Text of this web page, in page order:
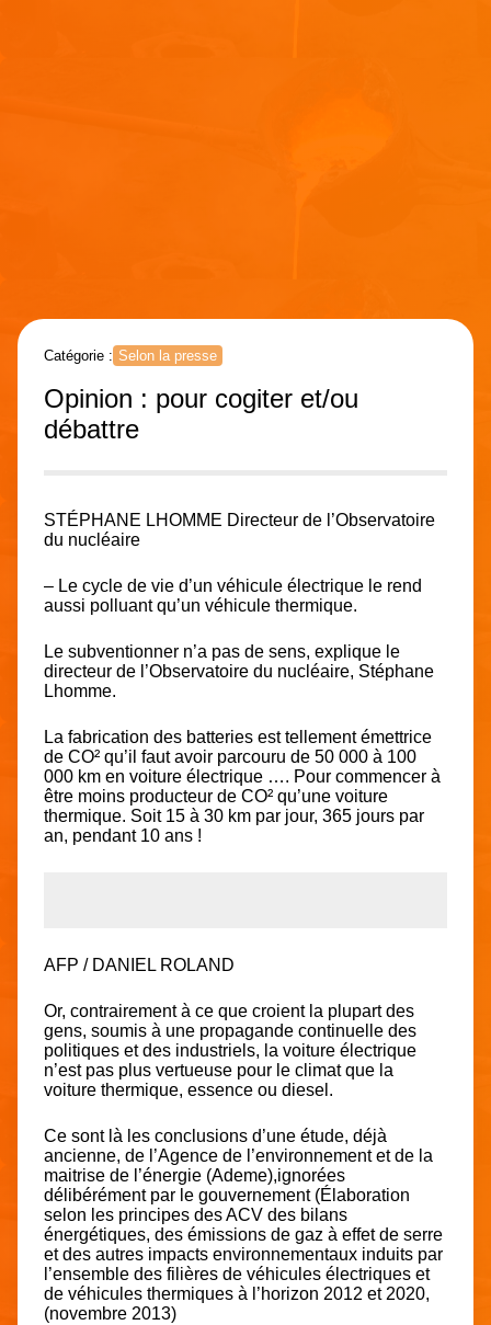
Catégorie : Selon la presse
Opinion : pour cogiter et/ou
débattre
STÉPHANE LHOMME Directeur de l’Observatoire
du nucléaire
– Le cycle de vie d’un véhicule électrique le rend
aussi polluant qu’un véhicule thermique.
Le subventionner n’a pas de sens, explique le
directeur de l’Observatoire du nucléaire, Stéphane
Lhomme.
La fabrication des batteries est tellement émettrice
de CO² qu’il faut avoir parcouru de 50 000 à 100
000 km en voiture électrique …. Pour commencer à
être moins producteur de CO² qu’une voiture
thermique. Soit 15 à 30 km par jour, 365 jours par
an, pendant 10 ans !
AFP / DANIEL ROLAND
Or, contrairement à ce que croient la plupart des
gens, soumis à une propagande continuelle des
politiques et des industriels, la voiture électrique
n’est pas plus vertueuse pour le climat que la
voiture thermique, essence ou diesel.
Ce sont là les conclusions d’une étude, déjà
ancienne, de l’Agence de l’environnement et de la
maitrise de l’énergie (Ademe),ignorées
délibérément par le gouvernement (Élaboration
selon les principes des ACV des bilans
énergétiques, des émissions de gaz à effet de serre
et des autres impacts environnementaux induits par
l’ensemble des filières de véhicules électriques et
de véhicules thermiques à l’horizon 2012 et 2020,
(novembre 2013)